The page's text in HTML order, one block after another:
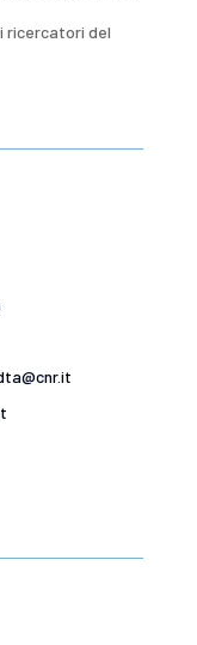
ricercatori del